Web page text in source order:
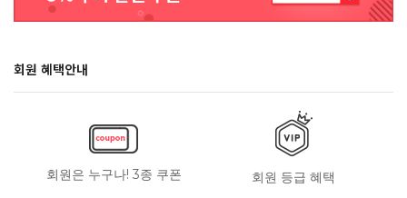
회원 혜택안내
회원은 누구나! 3종 쿠폰 회원 등급 혜택